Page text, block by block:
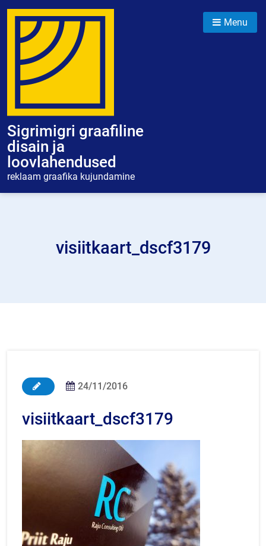
Skip
content
Sigrimigri graafiline
disain ja
loovlahendused
reklaam graafika kujundamine
Menu
visiitkaart_dscf3179
24/11/2016
visiitkaart_dscf3179